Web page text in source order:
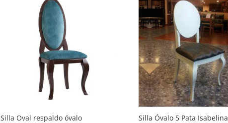
Silla Oval respaldo óvalo
Silla Óvalo 5 Pata Isabelina